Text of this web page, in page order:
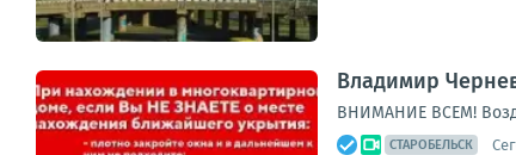
Владимир
ВНИМАНИЕ ВСЕМ!
СТАРОБЕЛЬСК